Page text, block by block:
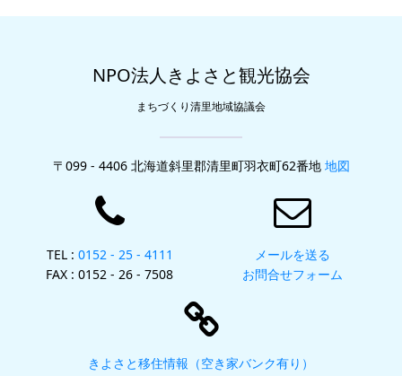
NPO法人きよさと観光協会
まちづくり清里地域協議会
〒099 - 4406 北海道斜里郡清里町羽衣町62番地 地図
TEL : 0152 - 25 - 4111
FAX : 0152 - 26 - 7508
メールを送る
お問合せフォーム
きよさと移住情報（空き家バンク有り）